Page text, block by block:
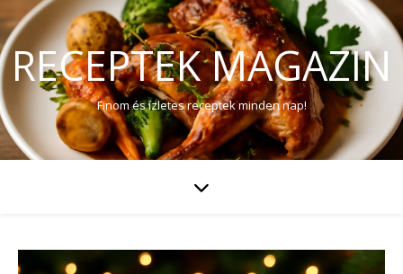
RECEPTEK MAGAZIN
Finom és ízletes receptek minden nap!